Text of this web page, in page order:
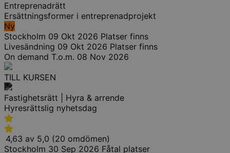
Entreprenadrätt
Ersättningsformer i entreprenadprojekt
Ny
Stockholm 09 Okt 2026 Platser finns
Livesändning 09 Okt 2026 Platser finns
On demand T.o.m. 08 Nov 2026
TILL KURSEN
Fastighetsrätt | Hyra & arrende
Hyresrättslig nyhetsdag
4,63 av 5,0 (20 omdömen)
Stockholm 30 Sep 2026 Fåtal platser